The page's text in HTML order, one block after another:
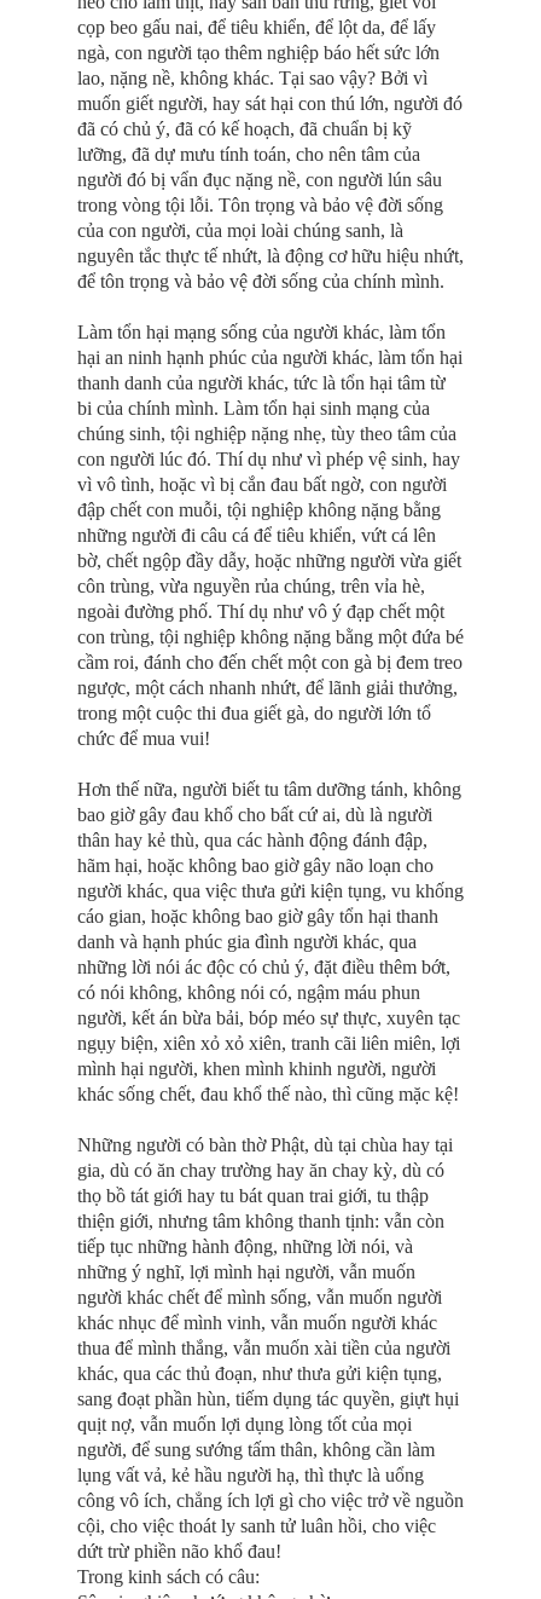
cọp beo gấu nai, để tiêu khiển, để lột da, để lấy
ngà, con người tạo thêm nghiệp báo hết sức lớn
lao, nặng nề, không khác. Tại sao vậy? Bởi vì
muốn giết người, hay sát hại con thú lớn, người đó
đã có chủ ý, đã có kế hoạch, đã chuẩn bị kỹ
lưỡng, đã dự mưu tính toán, cho nên tâm của
người đó bị vẩn đục nặng nề, con người lún sâu
trong vòng tội lỗi. Tôn trọng và bảo vệ đời sống
của con người, của mọi loài chúng sanh, là
nguyên tắc thực tế nhứt, là động cơ hữu hiệu nhứt,
để tôn trọng và bảo vệ đời sống của chính mình.
Làm tổn hại mạng sống của người khác, làm tổn
hại an ninh hạnh phúc của người khác, làm tổn hại
thanh danh của người khác, tức là tổn hại tâm từ
bi của chính mình. Làm tổn hại sinh mạng của
chúng sinh, tội nghiệp nặng nhẹ, tùy theo tâm của
con người lúc đó. Thí dụ như vì phép vệ sinh, hay
vì vô tình, hoặc vì bị cắn đau bất ngờ, con người
đập chết con muỗi, tội nghiệp không nặng bằng
những người đi câu cá để tiêu khiển, vứt cá lên
bờ, chết ngộp đầy dẫy, hoặc những người vừa giết
côn trùng, vừa nguyền rủa chúng, trên vỉa hè,
ngoài đường phố. Thí dụ như vô ý đạp chết một
con trùng, tội nghiệp không nặng bằng một đứa bé
cầm roi, đánh cho đến chết một con gà bị đem treo
ngược, một cách nhanh nhứt, để lãnh giải thưởng,
trong một cuộc thi đua giết gà, do người lớn tổ
chức để mua vui!
Hơn thế nữa, người biết tu tâm dưỡng tánh, không
bao giờ gây đau khổ cho bất cứ ai, dù là người
thân hay kẻ thù, qua các hành động đánh đập,
hãm hại, hoặc không bao giờ gây não loạn cho
người khác, qua việc thưa gửi kiện tụng, vu khống
cáo gian, hoặc không bao giờ gây tổn hại thanh
danh và hạnh phúc gia đình người khác, qua
những lời nói ác độc có chủ ý, đặt điều thêm bớt,
có nói không, không nói có, ngậm máu phun
người, kết án bừa bải, bóp méo sự thực, xuyên tạc
ngụy biện, xiên xỏ xỏ xiên, tranh cãi liên miên, lợi
mình hại người, khen mình khinh người, người
khác sống chết, đau khổ thế nào, thì cũng mặc kệ!
Những người có bàn thờ Phật, dù tại chùa hay tại
gia, dù có ăn chay trường hay ăn chay kỳ, dù có
thọ bồ tát giới hay tu bát quan trai giới, tu thập
thiện giới, nhưng tâm không thanh tịnh: vẫn còn
tiếp tục những hành động, những lời nói, và
những ý nghĩ, lợi mình hại người, vẫn muốn
người khác chết để mình sống, vẫn muốn người
khác nhục để mình vinh, vẫn muốn người khác
thua để mình thắng, vẫn muốn xài tiền của người
khác, qua các thủ đoạn, như thưa gửi kiện tụng,
sang đoạt phần hùn, tiếm dụng tác quyền, giựt hụi
quịt nợ, vẫn muốn lợi dụng lòng tốt của mọi
người, để sung sướng tấm thân, không cần làm
lụng vất vả, kẻ hầu người hạ, thì thực là uổng
công vô ích, chẳng ích lợi gì cho việc trở về nguồn
cội, cho việc thoát ly sanh tử luân hồi, cho việc
dứt trừ phiền não khổ đau!
Trong kinh sách có câu: